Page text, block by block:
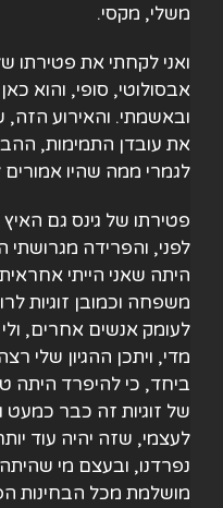
משלי, מקסי.
ואני לקחתי את פטירתו
אבסולוטי, סופי, והוא
ובאשמתי. והאירוע הזה,
את עובדן התמימות,
לגמרי ממה שהיו
פטירתו של גינס גם
לפני, והפרידה מגרושתי
היתה שאני הייתי
משפחה וכמובן זוגיות
לעומק אנשים אחרים,
מדי, ויתכן ההגיון שלי
של זוגיות זה כבר
לעצמי, שזה יהיה עוד
נפרדנו, ובעצם מי
מושלמת מכל הבחינות